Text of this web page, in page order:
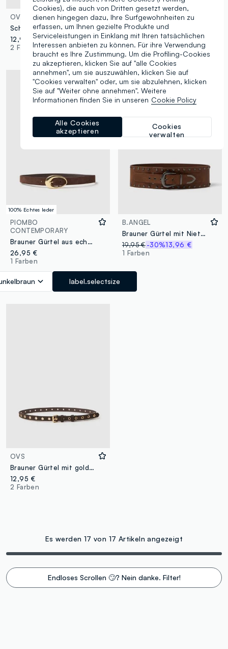
OVS
Schwarzer Gürtel mit silbernen Nieten
12,95 €
2 Farben
OVS
9,95 €
2 Farben
100% Echtes leder
PIOMBO
CONTEMPORARY
Brauner Gürtel aus echtem Leder mit goldener Schnalle
26,95 €
1 Farben
label.selectsize
B.ANGEL
Brauner Gürtel mit Nieten
19,95 € -30%13,96 €
1 Farben
OVS
Brauner Gürtel mit goldenen Nieten
12,95 €
2 Farben
Es werden 17 von 17 Artikeln angezeigt
Endloses Scrollen 🙄? Nein danke. Filter!
Cookies), die auch von Dritten gesetzt werden,
dienen hingegen dazu, Ihre Surfgewohnheiten zu
erfassen, um Ihnen gezielte Produkte und
Serviceleistungen in Einklang mit Ihren tatsächlichen
Interessen anbieten zu können. Für ihre Verwendung
braucht es Ihre Zustimmung. Um die Profiling-Cookies
zu akzeptieren, klicken Sie auf "alle Cookies
annehmen", um sie auszuwählen, klicken Sie auf
"Cookies verwalten" oder, um sie abzulehnen, klicken
Sie auf "Weiter ohne annehmen". Weitere
Informationen finden Sie in unseren Cookie Policy
Cookies
verwalten
Alle Cookies
akzeptieren